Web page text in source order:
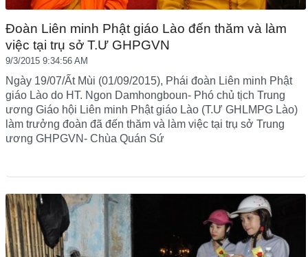
Đoàn Liên minh Phật giáo Lào đến thăm và làm
việc tại trụ sở T.Ư GHPGVN
9/3/2015 9:34:56 AM
Ngày 19/07/Ất Mùi (01/09/2015), Phái đoàn Liên minh Phật
giáo Lào do HT. Ngon Damhongboun- Phó chủ tịch Trung
ương Giáo hội Liên minh Phật giáo Lào (T.Ư GHLMPG Lào)
làm trưởng đoàn đã đến thăm và làm việc tại trụ sở Trung
ương GHPGVN- Chùa Quán Sứ